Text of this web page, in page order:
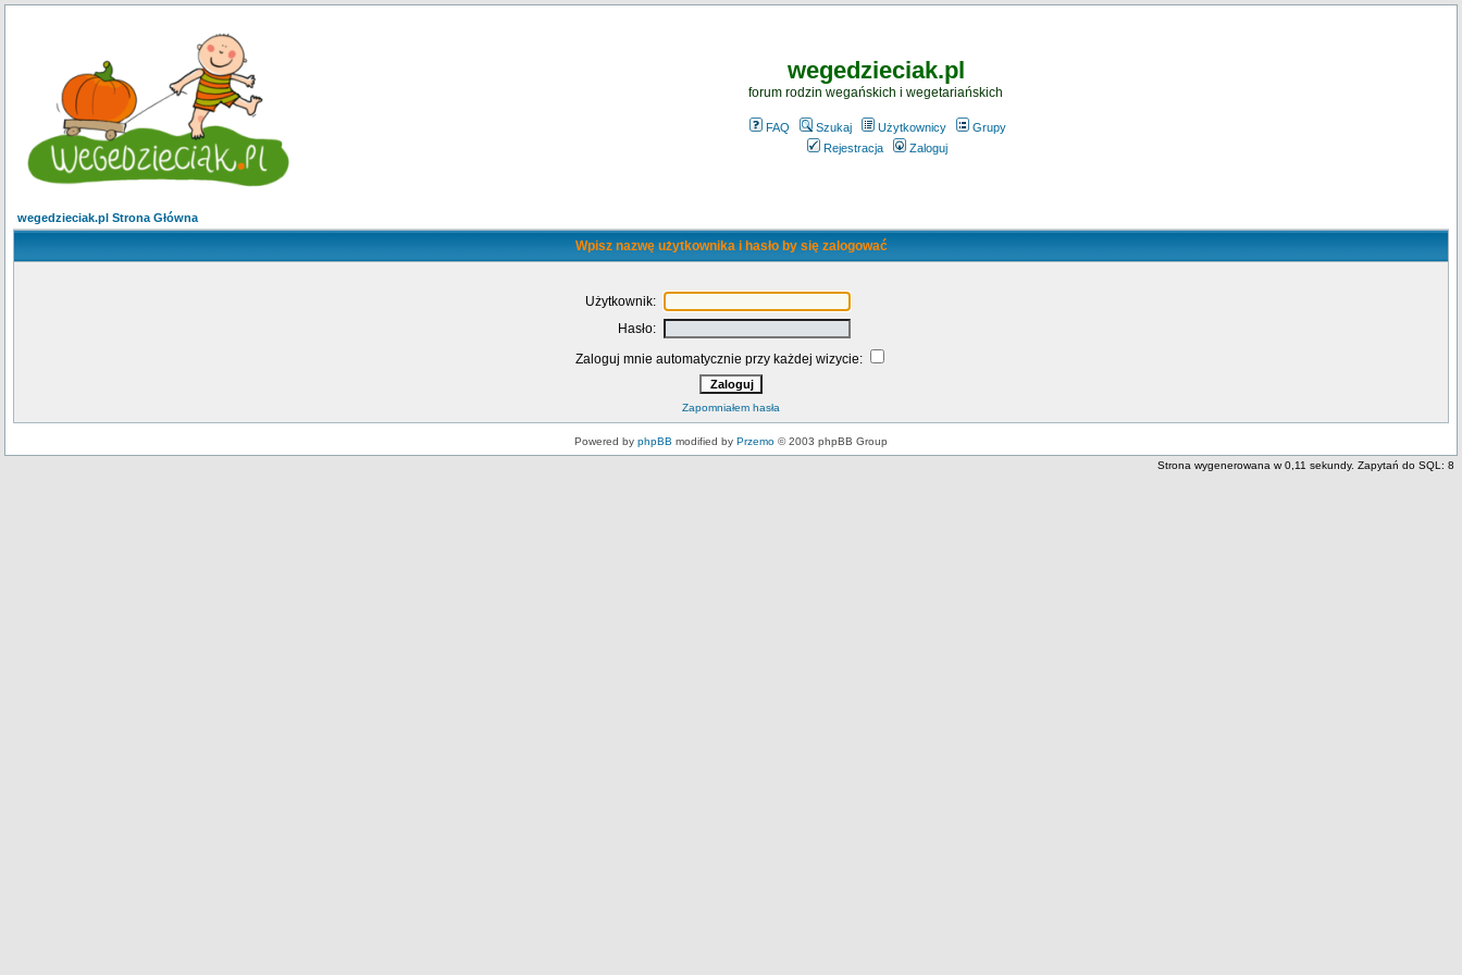
wegedzieciak.pl
forum rodzin wegańskich i wegetariańskich
FAQ Szukaj Użytkownicy
Grupy
Rejestracja
Zaloguj
wegedzieciak.pl Strona Główna
Wpisz nazwę użytkownika i hasło by się zalogować
Użytkownik:
Hasło:
Zaloguj mnie automatycznie przy każdej wizycie:
Zapomniałem hasła
Powered by phpBB modified by Przemo © 2003 phpBB Group
Strona wygenerowana w 0,11 sekundy. Zapytań do SQL: 8